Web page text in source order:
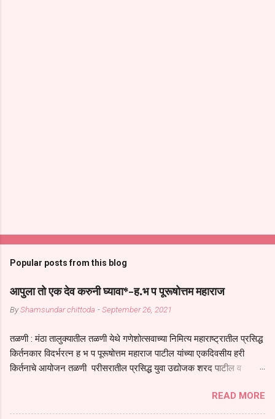
Popular posts from this blog
आपुला तो एक देव करुनी घ्यावा*-ह.भ प पूरूषोत्तम महाराज
ByShamsundar chittoda -September 26, 2021
तळणी : मंठा तालुक्यातील तळणी येथे गणेशोत्सवाच्या निमित्य महाराष्ट्रातील प्रसिद्ध
किर्तनकार विदर्भरत्न ह भ प पूरूषोत्तम महाराज पाटील यांच्या एकदिवसीय हरी
किर्तनाचे आयोजन तळणी परीसरातील प्रसिद्ध युवा उद्योजक शरद पाटील व
तुकाराम महाराज यांच्या *आपुला तो एक देव करुनी घ्यावा* *तेणे विन जिवा सुख
नोहे* *येरती माईक दुःखाची जनीती* *नाही आदी अंती अवसान* या अभंगावर
READ MORE